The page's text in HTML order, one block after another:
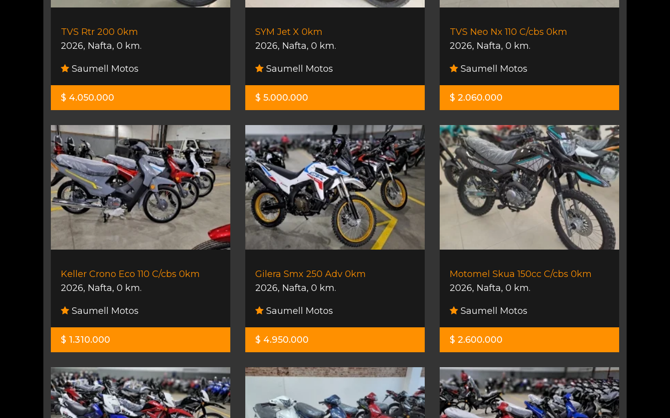
TVS Rtr 200 0km
2026, Nafta, 0 km.
Saumell Motos
$ 4.050.000
SYM Jet X 0km
2026, Nafta, 0 km.
Saumell Motos
$ 5.000.000
TVS Neo Nx 110 C/cbs 0km
2026, Nafta, 0 km.
Saumell Motos
$ 2.060.000
Keller Crono Eco 110 C/cbs 0km
2026, Nafta, 0 km.
Saumell Motos
$ 1.310.000
Gilera Smx 250 Adv 0km
2026, Nafta, 0 km.
Saumell Motos
$ 4.950.000
Motomel Skua 150cc C/cbs 0km
2026, Nafta, 0 km.
Saumell Motos
$ 2.600.000